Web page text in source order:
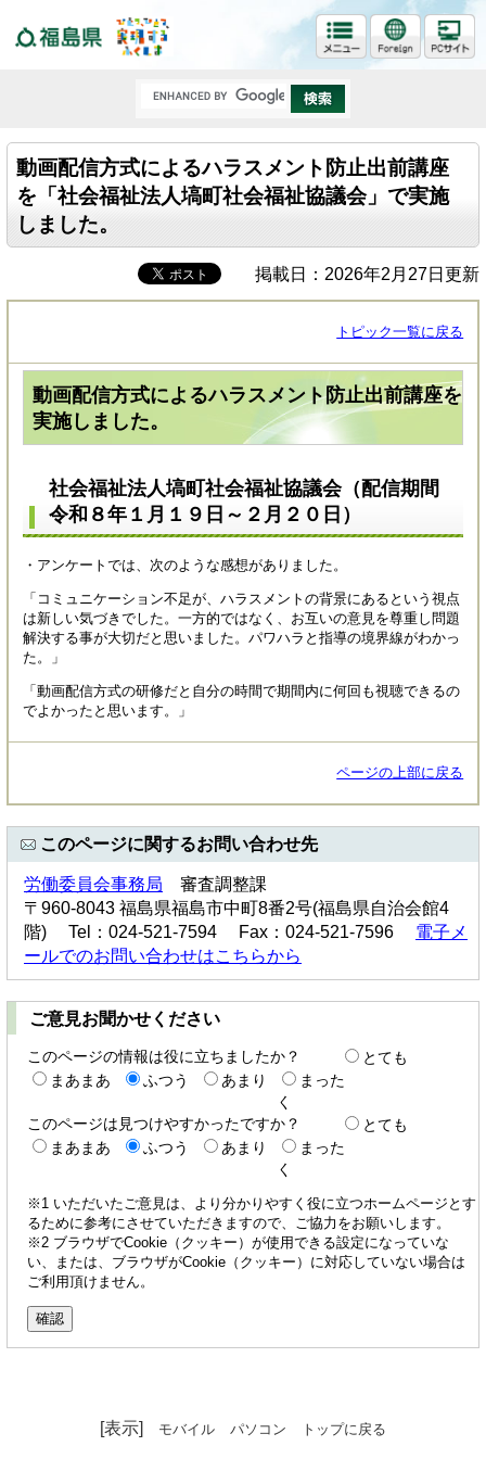
動画配信方式によるハラスメント防止出前講座
を「社会福祉法人塙町社会福祉協議会」で実施
しました。
掲載日：2026年2月27日更新
トピック一覧に戻る
動画配信方式によるハラスメント防止出前講座を
実施しました。
社会福祉法人塙町社会福祉協議会（配信期間
令和８年１月１９日～２月２０日）
・アンケートでは、次のような感想がありました。
「コミュニケーション不足が、ハラスメントの背景にあるという視点
は新しい気づきでした。一方的ではなく、お互いの意見を尊重し問題
解決する事が大切だと思いました。パワハラと指導の境界線がわかっ
た。」
「動画配信方式の研修だと自分の時間で期間内に何回も視聴できるの
でよかったと思います。」
ページの上部に戻る
このページに関するお問い合わせ先
労働委員会事務局 審査調整課
〒960-8043 福島県福島市中町8番2号(福島県自治会館4
階) Tel：024-521-7594 Fax：024-521-7596 電子メ
ールでのお問い合わせはこちらから
ご意見お聞かせください
このページの情報は役に立ちましたか？
とても
まあまあ
ふつう あまり
まった
く
このページは見つけやすかったですか？
とても
まあまあ
ふつう あまり
まった
く
※1 いただいたご意見は、より分かりやすく役に立つホームページとす
るために参考にさせていただきますので、ご協力をお願いします。
※2 ブラウザでCookie（クッキー）が使用できる設定になっていな
い、または、ブラウザがCookie（クッキー）に対応していない場合は
ご利用頂けません。
[表示] モバイル パソコン トップに戻る